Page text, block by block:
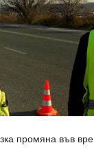
промяна във